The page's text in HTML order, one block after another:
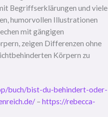
Begriffserklärungen und viele
humorvollen Illustrationen
mit gängigen
zeigen Differenzen ohne
Körpern zu
buch/bist-du-behindert-oder-
– https://rebecca-